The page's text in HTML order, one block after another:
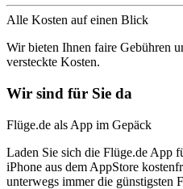
Alle Kosten auf einen Blick
Wir bieten Ihnen faire Gebühren
versteckte Kosten.
Wir sind für Sie da
Flüge.de als App im Gepäck
Laden Sie sich die Flüge.de App
iPhone aus dem AppStore
unterwegs immer die günstigsten